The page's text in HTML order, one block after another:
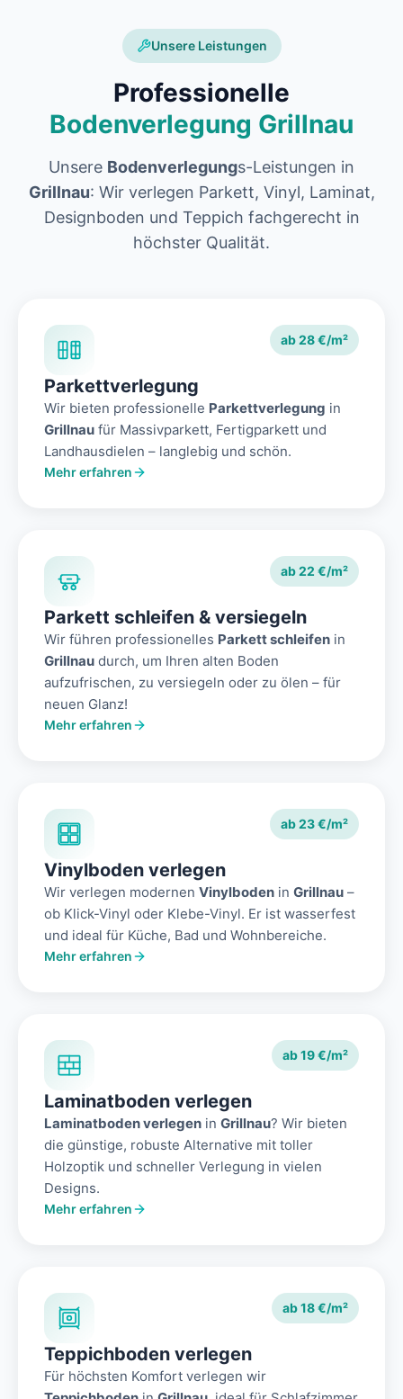
Unsere Leistungen
Professionelle
Bodenverlegung Grillnau
Unsere Bodenverlegungs-Leistungen in
Grillnau: Wir verlegen Parkett, Vinyl, Laminat,
Designboden und Teppich fachgerecht in
höchster Qualität.
ab 28 €/m²
Parkettverlegung
Wir bieten professionelle Parkettverlegung in
Grillnau für Massivparkett, Fertigparkett und
Landhausdielen – langlebig und schön.
Mehr erfahren
ab 22 €/m²
Parkett schleifen & versiegeln
Wir führen professionelles Parkett schleifen in
Grillnau durch, um Ihren alten Boden
aufzufrischen, zu versiegeln oder zu ölen – für
neuen Glanz!
Mehr erfahren
ab 23 €/m²
Vinylboden verlegen
Wir verlegen modernen Vinylboden in Grillnau –
ob Klick-Vinyl oder Klebe-Vinyl. Er ist wasserfest
und ideal für Küche, Bad und Wohnbereiche.
Mehr erfahren
ab 19 €/m²
Laminatboden verlegen
Laminatboden verlegen in Grillnau? Wir bieten
die günstige, robuste Alternative mit toller
Holzoptik und schneller Verlegung in vielen
Designs.
Mehr erfahren
ab 18 €/m²
Teppichboden verlegen
Für höchsten Komfort verlegen wir